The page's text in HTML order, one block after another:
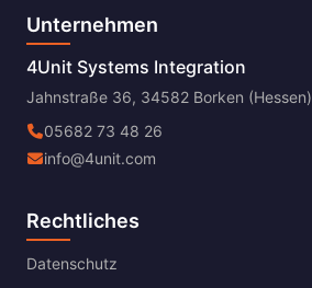
Unternehmen
4Unit Systems Integration
Jahnstraße 36, 34582 Borken (Hessen)
05682 73 48 26
info@4unit.com
Rechtliches
Datenschutz